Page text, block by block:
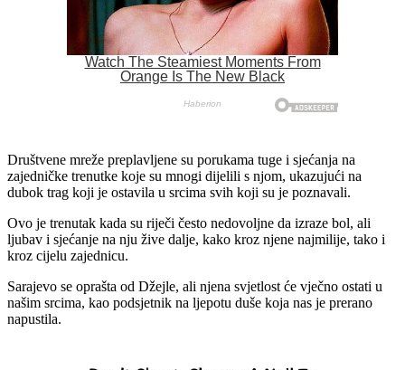
Društvene mreže preplavljene su porukama tuge i sjećanja na
zajedničke trenutke koje su mnogi dijelili s njom, ukazujući na
dubok trag koji je ostavila u srcima svih koji su je poznavali.
Ovo je trenutak kada su riječi često nedovoljne da izraze bol, ali
ljubav i sjećanje na nju žive dalje, kako kroz njene najmilije, tako i
kroz cijelu zajednicu.
Sarajevo se oprašta od Džejle, ali njena svjetlost će vječno ostati u
našim srcima, kao podsjetnik na ljepotu duše koja nas je prerano
napustila.